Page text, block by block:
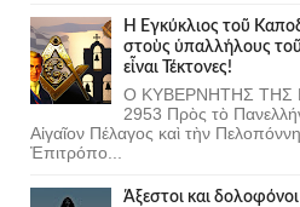
Ἡ Ἐγκύκλιος τοῦ
στοὺς ὑπαλλήλους
εἶναι Τέκτονες!
Ο ΚΥΒΕΡΝΗΤΗΣ ΤΗΣ
2953 Πρὸς τὸ
Αἰγαῖον Πέλαγος καὶ τὴν
Ἐπιτρόπο...
Άξεστοι και δολοφόνοι